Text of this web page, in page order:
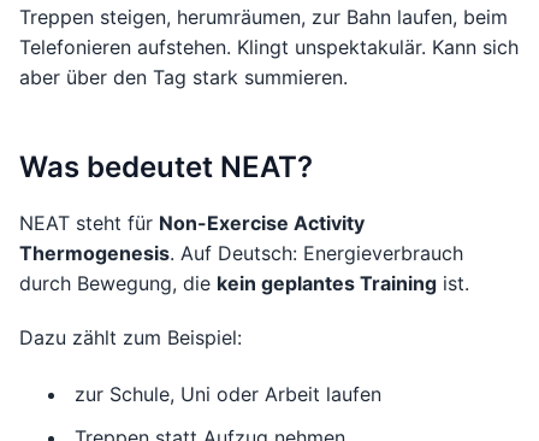
Treppen steigen, herumräumen, zur Bahn laufen, beim
Telefonieren aufstehen. Klingt unspektakulär. Kann sich
aber über den Tag stark summieren.
Was bedeutet NEAT?
NEAT steht für Non-Exercise Activity
Thermogenesis. Auf Deutsch: Energieverbrauch
durch Bewegung, die kein geplantes Training ist.
Dazu zählt zum Beispiel:
zur Schule, Uni oder Arbeit laufen